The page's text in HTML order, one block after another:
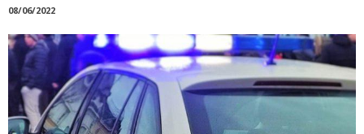
08/06/2022